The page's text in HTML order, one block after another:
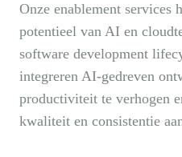
Onze enablement services
potentieel van AI en
software development
integreren AI-gedreven
productiviteit te verhogen
kwaliteit en consistentie